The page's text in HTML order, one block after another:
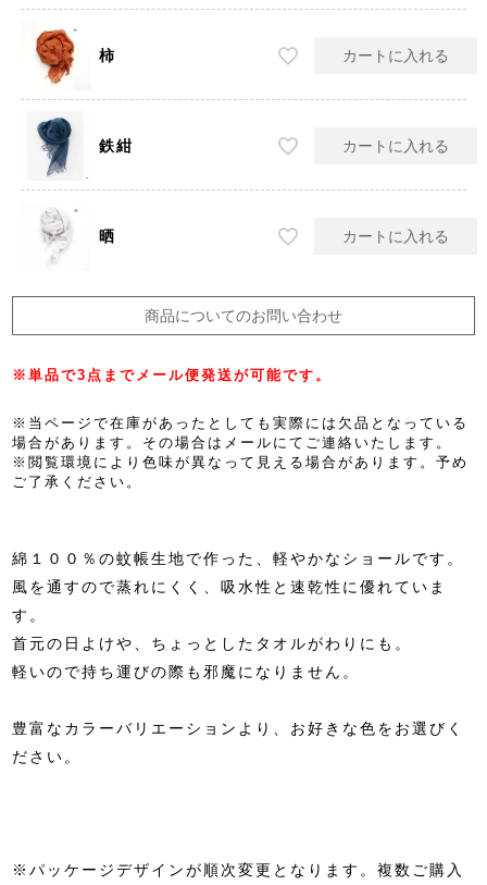
柿 カートに入れる
鉄紺 カートに入れる
晒 カートに入れる
商品についてのお問い合わせ
※単品で3点までメール便発送が可能です。
※当ページで在庫があったとしても実際には欠品となっている
場合があります。その場合はメールにてご連絡いたします。
※閲覧環境により色味が異なって見える場合があります。予め
ご了承ください。
綿１００％の蚊帳生地で作った、軽やかなショールです。
風を通すので蒸れにくく、吸水性と速乾性に優れていま
す。
首元の日よけや、ちょっとしたタオルがわりにも。
軽いので持ち運びの際も邪魔になりません。
豊富なカラーバリエーションより、お好きな色をお選びく
ださい。
※パッケージデザインが順次変更となります。複数ご購入